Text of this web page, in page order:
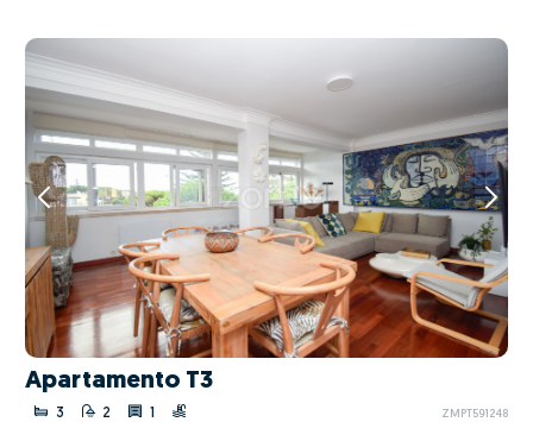
Apartamento T3
3 2 1 ZMPT591248